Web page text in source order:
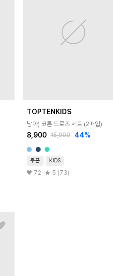
TOPTENKIDS
남아) 코튼 드로즈 세트 (2매입)
8,900 15,900 44%
쿠폰 KIDS
72 5 (73)